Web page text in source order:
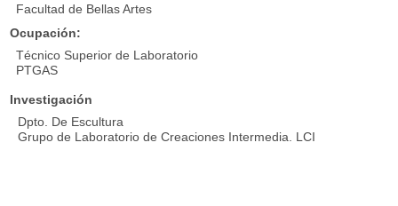
Facultad de Bellas Artes
Ocupación:
Técnico Superior de Laboratorio
PTGAS
Investigación
Dpto. De Escultura
Grupo de Laboratorio de Creaciones Intermedia. LCI